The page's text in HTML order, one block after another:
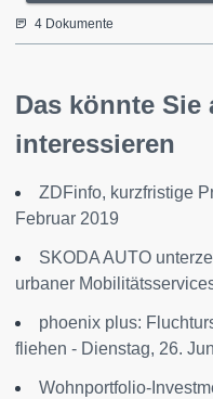
4 Dokumente
Das könnte Sie
interessieren
ZDFinfo, kurzfristige
Februar 2019
SKODA AUTO
urbaner
phoenix plus:
fliehen - Dienstag, 26.
Wohnportfolio-